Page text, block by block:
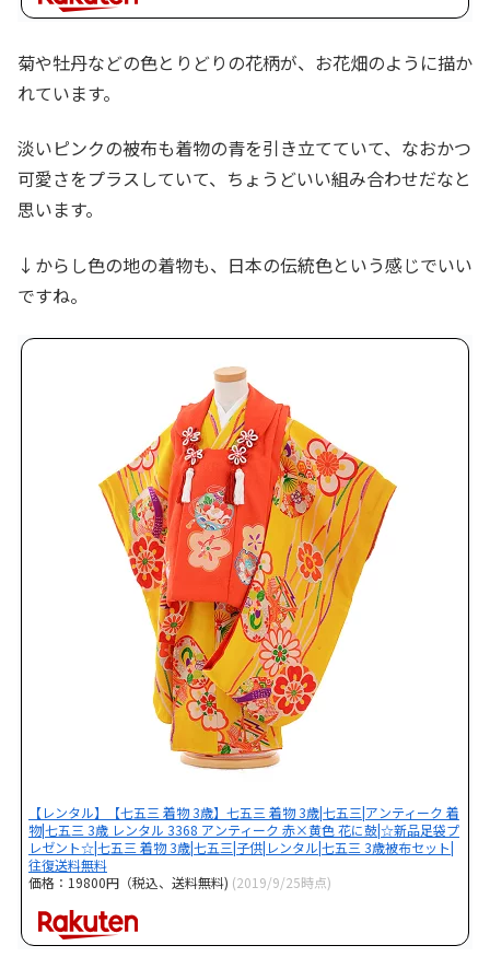
菊や牡丹などの色とりどりの花柄が、お花畑のように描か
れています。
淡いピンクの被布も着物の青を引き立てていて、なおかつ
可愛さをプラスしていて、ちょうどいい組み合わせだなと
思います。
↓からし色の地の着物も、日本の伝統色という感じでいい
ですね。
【レンタル】【七五三 着物 3歳】七五三 着物 3歳|七五三|アンティーク 着
物|七五三 3歳 レンタル 3368 アンティーク 赤×黄色 花に鼓|☆新品足袋プ
レゼント☆|七五三 着物 3歳|七五三|子供|レンタル|七五三 3歳被布セット|
往復送料無料
価格：19800円（税込、送料無料) (2019/9/25時点)